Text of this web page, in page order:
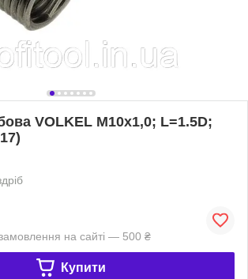
VOLKEL М10х1,0; L=1.5D;
на сайті — 500 ₴
Купити